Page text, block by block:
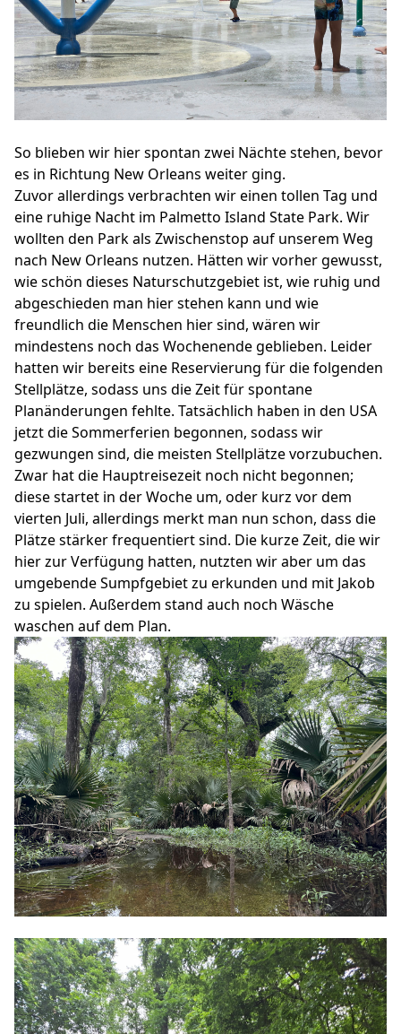
So blieben wir hier spontan zwei Nächte stehen, bevor
es in Richtung New Orleans weiter ging.
Zuvor allerdings verbrachten wir einen tollen Tag und
eine ruhige Nacht im Palmetto Island State Park. Wir
wollten den Park als Zwischenstop auf unserem Weg
nach New Orleans nutzen. Hätten wir vorher gewusst,
wie schön dieses Naturschutzgebiet ist, wie ruhig und
abgeschieden man hier stehen kann und wie
freundlich die Menschen hier sind, wären wir
mindestens noch das Wochenende geblieben. Leider
hatten wir bereits eine Reservierung für die folgenden
Stellplätze, sodass uns die Zeit für spontane
Planänderungen fehlte. Tatsächlich haben in den USA
jetzt die Sommerferien begonnen, sodass wir
gezwungen sind, die meisten Stellplätze vorzubuchen.
Zwar hat die Hauptreisezeit noch nicht begonnen;
diese startet in der Woche um, oder kurz vor dem
vierten Juli, allerdings merkt man nun schon, dass die
Plätze stärker frequentiert sind. Die kurze Zeit, die wir
hier zur Verfügung hatten, nutzten wir aber um das
umgebende Sumpfgebiet zu erkunden und mit Jakob
zu spielen. Außerdem stand auch noch Wäsche
waschen auf dem Plan.